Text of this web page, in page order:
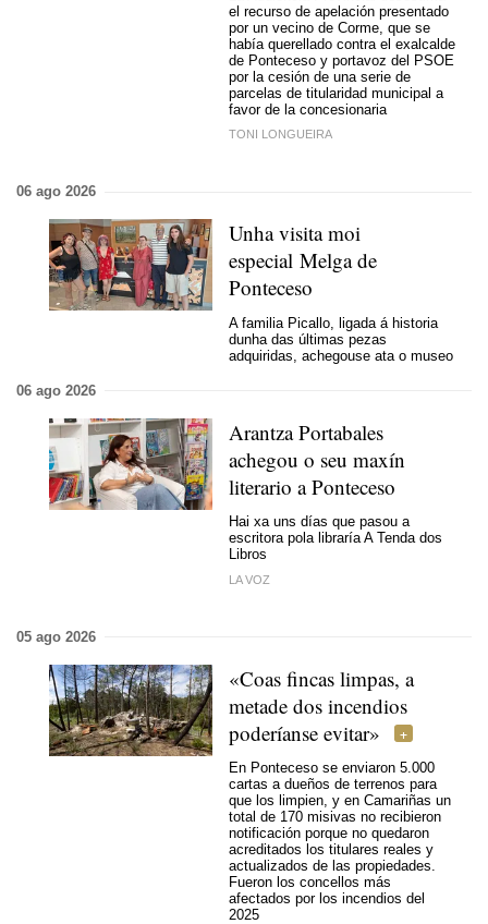
el recurso de apelación presentado
por un vecino de Corme, que se
había querellado contra el exalcalde
de Ponteceso y portavoz del PSOE
por la cesión de una serie de
parcelas de titularidad municipal a
favor de la concesionaria
TONI LONGUEIRA
06 ago 2026
Unha visita moi
especial Melga de
Ponteceso
A familia Picallo, ligada á historia
dunha das últimas pezas
adquiridas, achegouse ata o museo
06 ago 2026
Arantza Portabales
achegou o seu maxín
literario a Ponteceso
Hai xa uns días que pasou a
escritora pola libraría A Tenda dos
Libros
LA VOZ
05 ago 2026
«Coas fincas limpas, a
metade dos incendios
poderíanse evitar»
En Ponteceso se enviaron 5.000
cartas a dueños de terrenos para
que los limpien, y en Camariñas un
total de 170 misivas no recibieron
notificación porque no quedaron
acreditados los titulares reales y
actualizados de las propiedades.
Fueron los concellos más
afectados por los incendios del
2025